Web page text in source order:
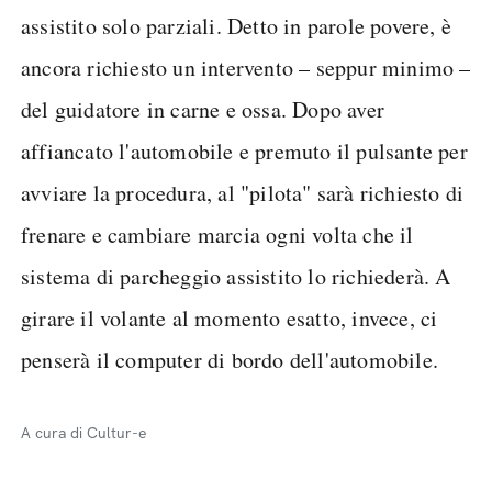
assistito solo parziali. Detto in parole povere, è
ancora richiesto un intervento – seppur minimo –
del guidatore in carne e ossa. Dopo aver
affiancato l'automobile e premuto il pulsante per
avviare la procedura, al "pilota" sarà richiesto di
frenare e cambiare marcia ogni volta che il
sistema di parcheggio assistito lo richiederà. A
girare il volante al momento esatto, invece, ci
penserà il computer di bordo dell'automobile.
A cura di Cultur-e